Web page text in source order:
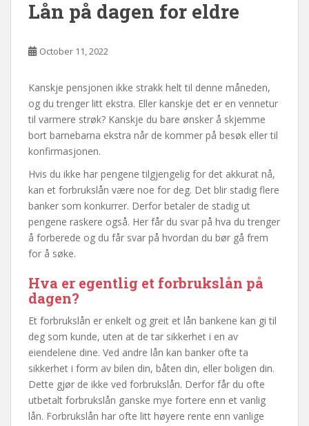
Lån på dagen for eldre
October 11, 2022
Kanskje pensjonen ikke strakk helt til denne måneden,
og du trenger litt ekstra. Eller kanskje det er en vennetur
til varmere strøk? Kanskje du bare ønsker å skjemme
bort barnebarna ekstra når de kommer på besøk eller til
konfirmasjonen.
Hvis du ikke har pengene tilgjengelig for det akkurat nå,
kan et forbrukslån være noe for deg. Det blir stadig flere
banker som konkurrer. Derfor betaler de stadig ut
pengene raskere også. Her får du svar på hva du trenger
å forberede og du får svar på hvordan du bør gå frem
for å søke.
Hva er egentlig et forbrukslån på
dagen?
Et forbrukslån er enkelt og greit et lån bankene kan gi til
deg som kunde, uten at de tar sikkerhet i en av
eiendelene dine. Ved andre lån kan banker ofte ta
sikkerhet i form av bilen din, båten din, eller boligen din.
Dette gjør de ikke ved forbrukslån. Derfor får du ofte
utbetalt forbrukslån ganske mye fortere enn et vanlig
lån. Forbrukslån har ofte litt høyere rente enn vanlige